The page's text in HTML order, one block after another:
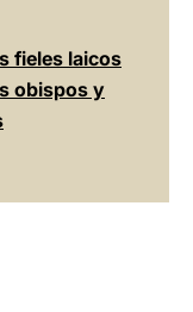
fieles laicos
obispos y